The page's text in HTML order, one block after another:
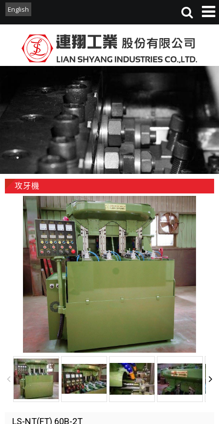
English
English
攻牙機
LS-NT(FT) 60B-2T